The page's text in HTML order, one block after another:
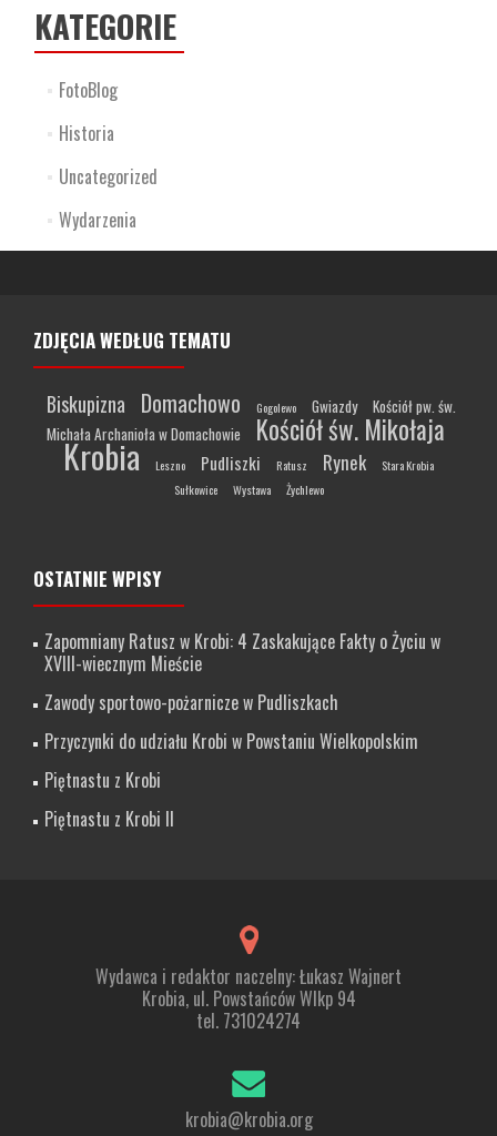
KATEGORIE
FotoBlog
Historia
Uncategorized
Wydarzenia
ZDJĘCIA WEDŁUG TEMATU
Biskupizna Domachowo Gogolewo Gwiazdy
Kościół pw. św.
Michała Archanioła w Domachowie
Kościół św. Mikołaja
Krobia Leszno Pudliszki Ratusz Rynek
Stara Krobia
Sułkowice
Wystawa Żychlewo
OSTATNIE WPISY
Zapomniany Ratusz w Krobi: 4 Zaskakujące Fakty o Życiu w
XVIII-wiecznym Mieście
Zawody sportowo-pożarnicze w Pudliszkach
Przyczynki do udziału Krobi w Powstaniu Wielkopolskim
Piętnastu z Krobi
Piętnastu z Krobi II
Wydawca i redaktor naczelny: Łukasz Wajnert
Krobia, ul. Powstańców Wlkp 94
tel. 731024274
krobia@krobia.org